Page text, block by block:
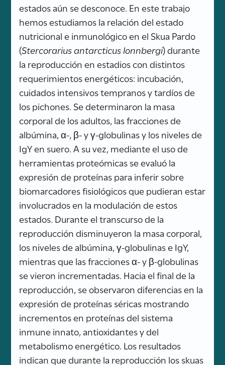
estados aún se desconoce. En este trabajo
hemos estudiamos la relación del estado
nutricional e inmunológico en el Skua Pardo
(Stercorarius antarcticus lonnbergi) durante
la reproducción en estadios con distintos
requerimientos energéticos: incubación,
cuidados intensivos tempranos y tardíos de
los pichones. Se determinaron la masa
corporal de los adultos, las fracciones de
albúmina, α-, β- y γ-globulinas y los niveles de
IgY en suero. A su vez, mediante el uso de
herramientas proteómicas se evaluó la
expresión de proteínas para inferir sobre
biomarcadores fisiológicos que pudieran estar
involucrados en la modulación de estos
estados. Durante el transcurso de la
reproducción disminuyeron la masa corporal,
los niveles de albúmina, γ-globulinas e IgY,
mientras que las fracciones α- y β-globulinas
se vieron incrementadas. Hacia el final de la
reproducción, se observaron diferencias en la
expresión de proteínas séricas mostrando
incrementos en proteínas del sistema
inmune innato, antioxidantes y del
metabolismo energético. Los resultados
indican que durante la reproducción los skuas